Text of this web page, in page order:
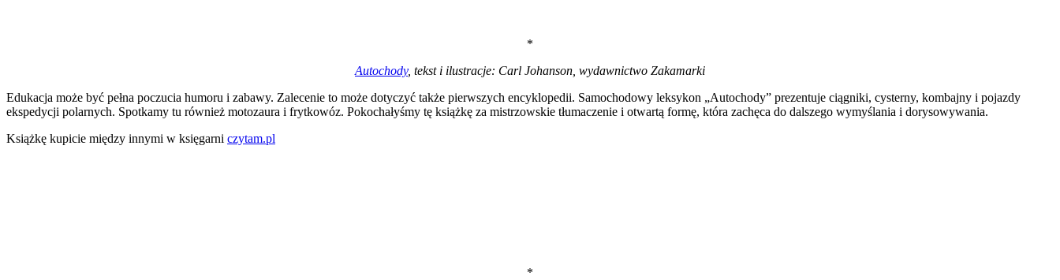
*
Autochody, tekst i ilustracje: Carl Johanson, wydawnictwo Zakamarki
Edukacja może być pełna poczucia humoru i zabawy. Zalecenie to może dotyczyć także pierwszych encyklopedii. Samochodowy leksykon „Autochody” prezentuje ciągniki, cysterny, kombajny i pojazdy
ekspedycji polarnych. Spotkamy tu również motozaura i frytkowóz. Pokochałyśmy tę książkę za mistrzowskie tłumaczenie i otwartą formę, która zachęca do dalszego wymyślania i dorysowywania.
Książkę kupicie między innymi w księgarni czytam.pl
*